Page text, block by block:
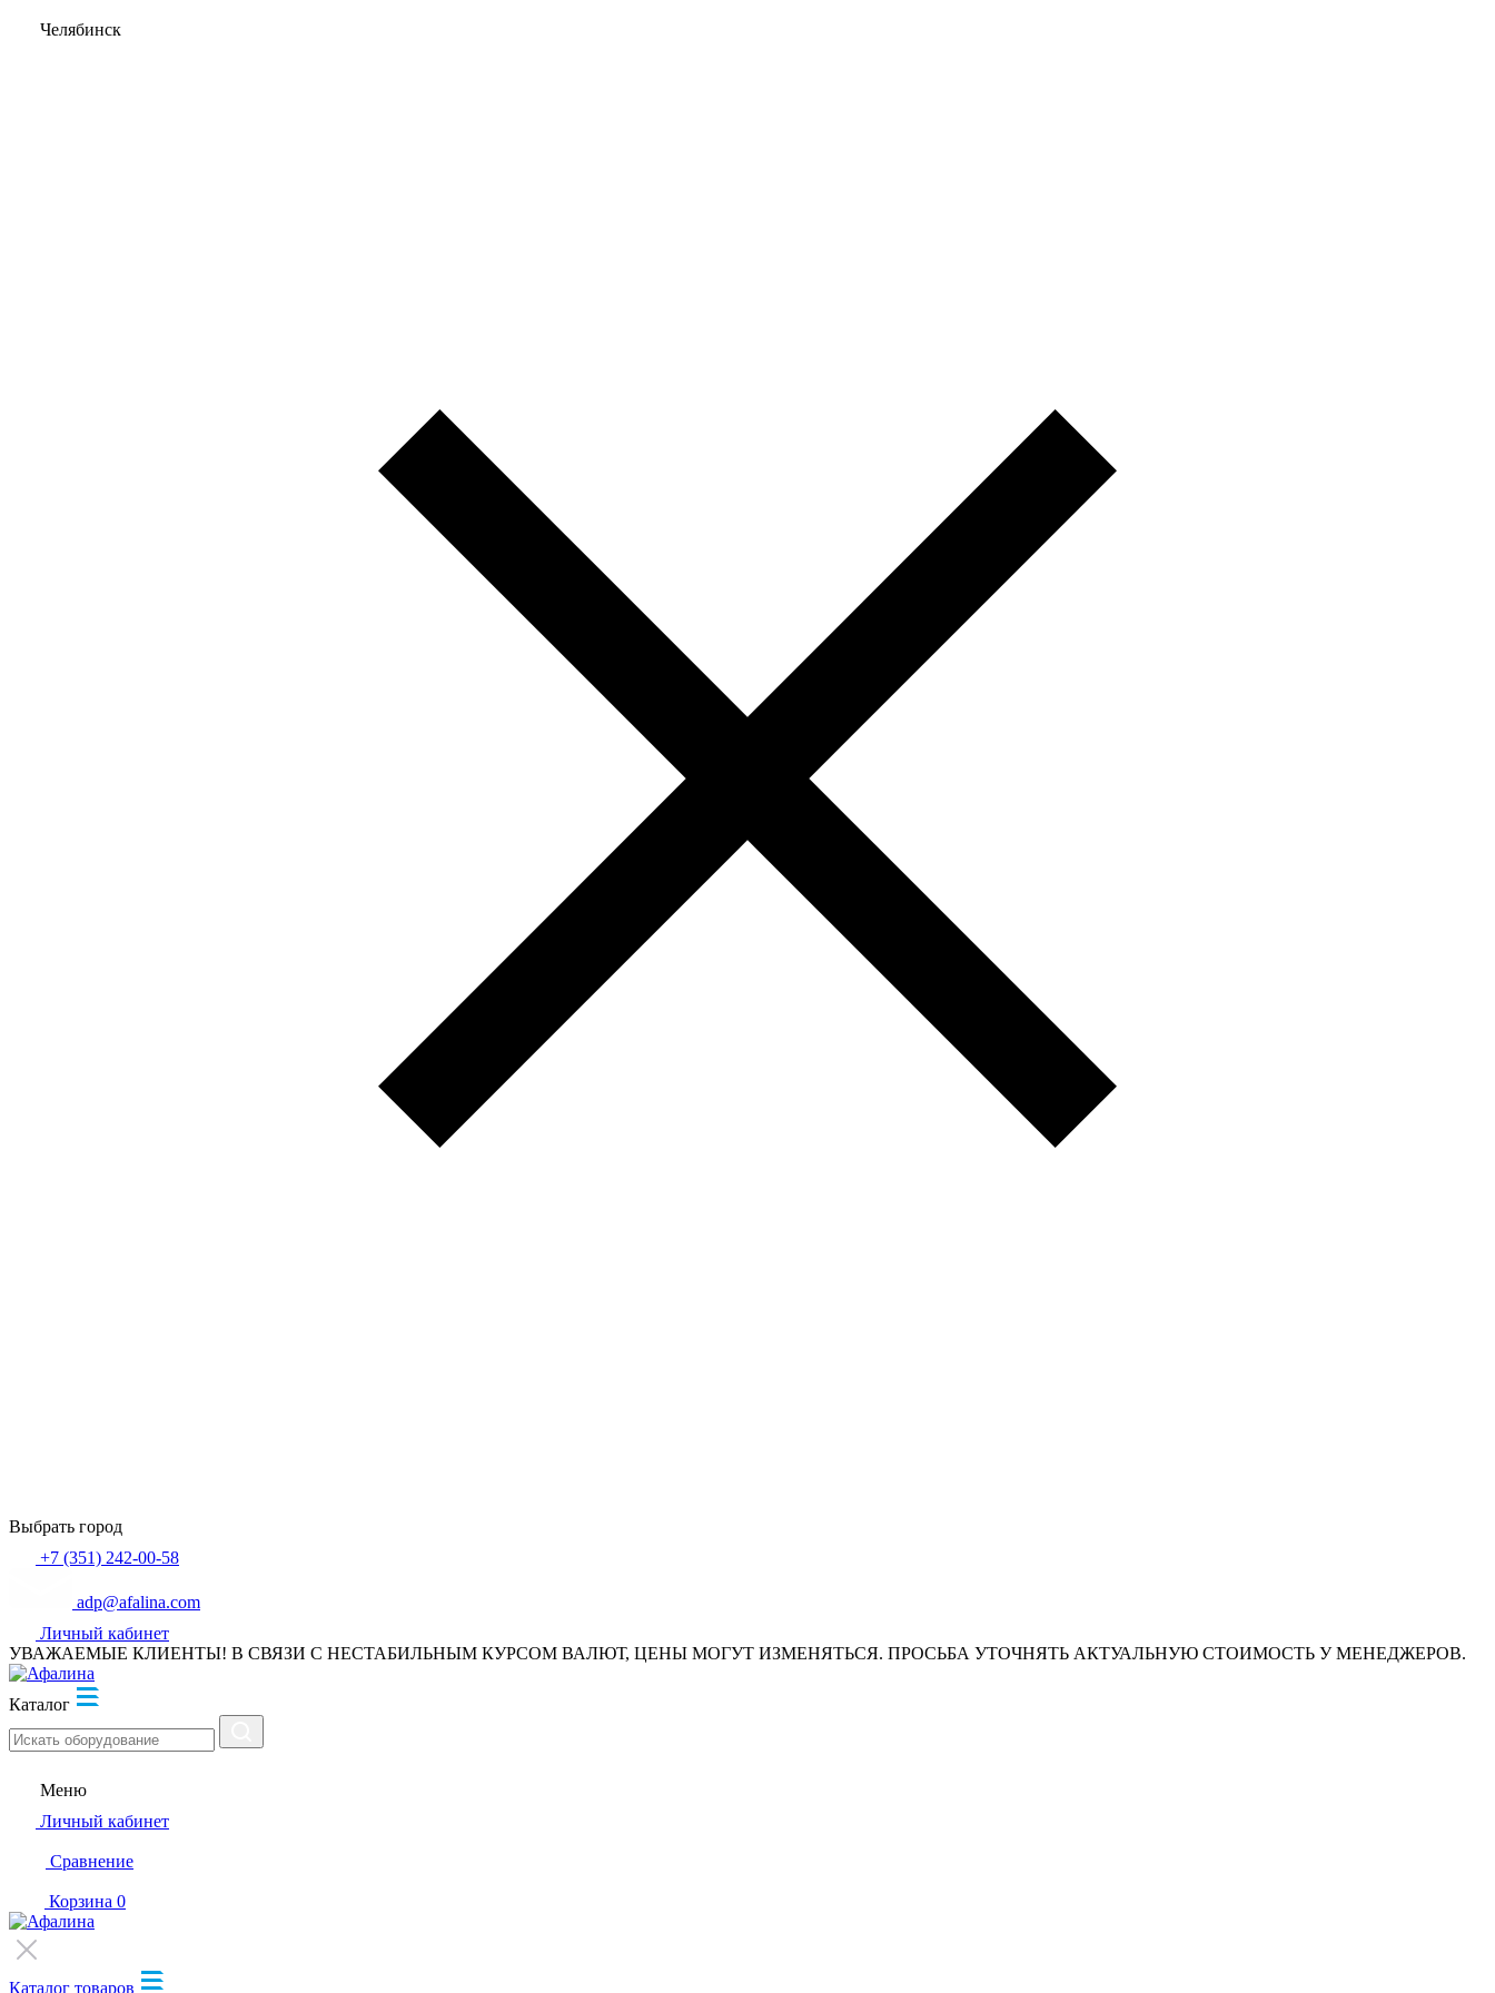
Челябинск
Выбрать город
+7 (351) 242-00-58
adp@afalina.com
Личный кабинет
УВАЖАЕМЫЕ КЛИЕНТЫ! В СВЯЗИ С НЕСТАБИЛЬНЫМ КУРСОМ ВАЛЮТ, ЦЕНЫ МОГУТ ИЗМЕНЯТЬСЯ. ПРОСЬБА УТОЧНЯТЬ АКТУАЛЬНУЮ СТОИМОСТЬ У МЕНЕДЖЕРОВ.
Каталог
Меню
Личный кабинет
Сравнение
Корзина 0
Каталог товаров